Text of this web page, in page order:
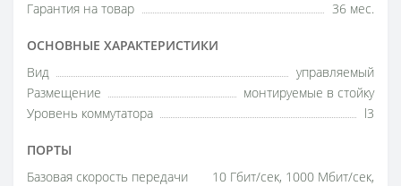
Гарантия на товар
36 мес.
ОСНОВНЫЕ ХАРАКТЕРИСТИКИ
Вид
управляемый
Размещение
монтируемые в стойку
Уровень коммутатора
l3
ПОРТЫ
Базовая скорость передачи
10 Гбит/сек, 1000 Мбит/сек,